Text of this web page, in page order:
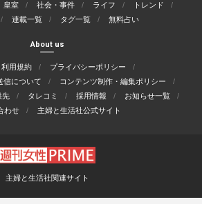
皇室 社会・事件 ライフ
トレンド
連載一覧 タグ一覧 無料占い
About us
利用規約
プライバシーポリシー
信について
コンテンツ制作・編集ポリシー
先 タレコミ 採用情報
お知らせ一覧
わせ
主婦と生活社公式サイト
主婦と生活社関連サイト